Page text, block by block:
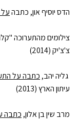
הדס יוסיף און, כתבה
צילומים מהתערוכה
צ'צ'יק (2014)
גליה יהב, כתבה על
עיתון הארץ (2013)
מרב שין בן אלון, כתבה